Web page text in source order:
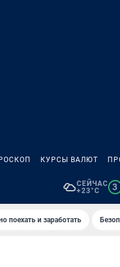
КУРСЫ ВАЛЮТ
СЕЙЧАС
+23°C
3
поехать и заработать